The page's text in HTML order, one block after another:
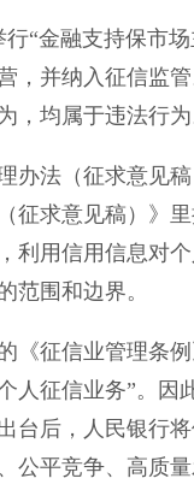
金融支持保市场
，并纳入征信监
，均属于违法行
法（征求意见稿
征求意见稿）》
利用信用信息对
范围和边界。
征信业管理条例
人征信业务”。
台后，人民银行
公平竞争、高质